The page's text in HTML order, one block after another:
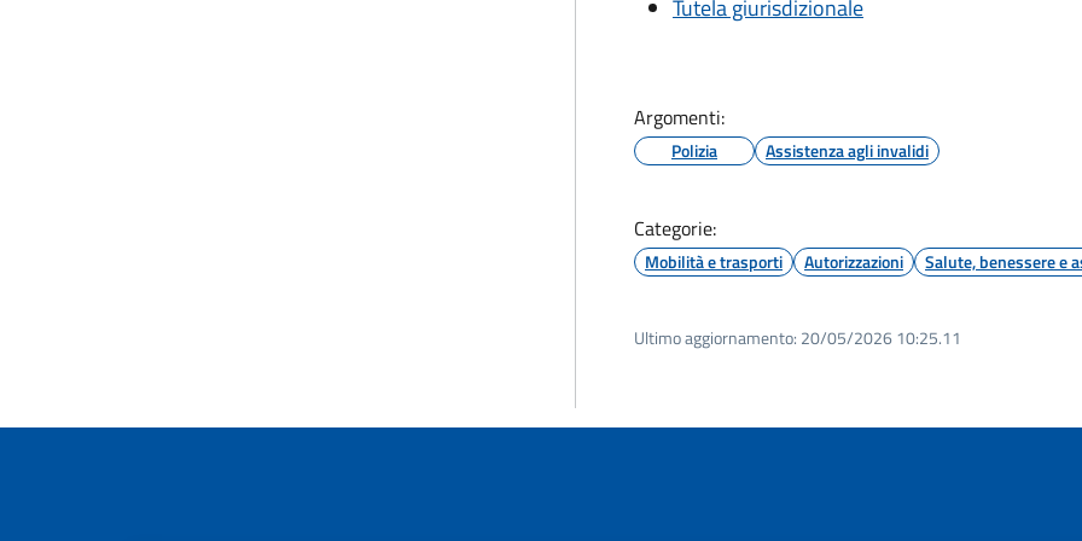
Tutela giurisdizionale
Argomenti:
Polizia Assistenza agli invalidi
Categorie:
Mobilità e trasporti Autorizzazioni Salute, benessere e
Ultimo aggiornamento: 20/05/2026 10:25.11